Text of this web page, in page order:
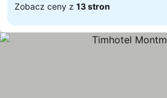
Zobacz ceny z 13 stron